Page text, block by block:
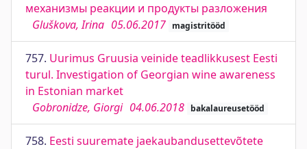
механизмы реакции и продукты разложения
Gluškova, Irina 05.06.2017 magistritööd
757. Uurimus Gruusia veinide teadlikkusest Eesti
turul. Investigation of Georgian wine awareness
in Estonian market
Gobronidze, Giorgi 04.06.2018 bakalaureusetööd
758. Eesti suuremate jaekaubandusettevõtete